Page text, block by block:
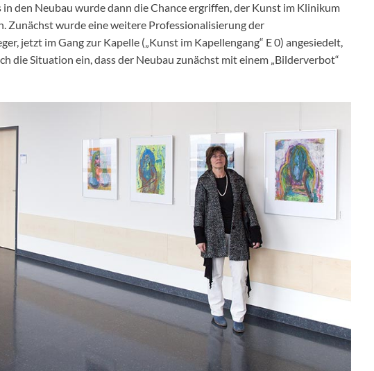
den Neubau wurde dann die Chance ergriffen, der Kunst im Klinikum
Zunächst wurde eine weitere Professionalisierung der
jetzt im Gang zur Kapelle („Kunst im Kapellengang“ E 0) angesiedelt,
die Situation ein, dass der Neubau zunächst mit einem „Bilderverbot“